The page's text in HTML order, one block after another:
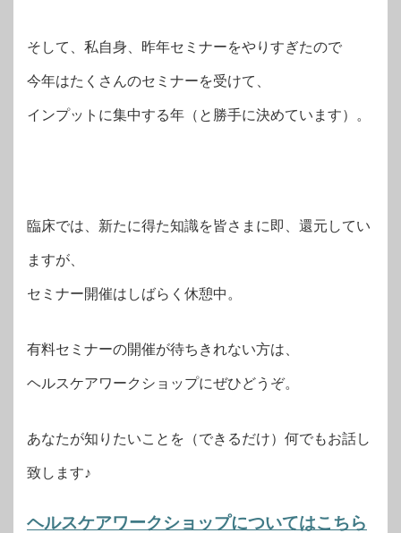
そして、私自身、昨年セミナーをやりすぎたので
今年はたくさんのセミナーを受けて、
インプットに集中する年（と勝手に決めています）。
臨床では、新たに得た知識を皆さまに即、還元してい
ますが、
セミナー開催はしばらく休憩中。
有料セミナーの開催が待ちきれない方は、
ヘルスケアワークショップにぜひどうぞ。
あなたが知りたいことを（できるだけ）何でもお話し
致します♪
ヘルスケアワークショップについてはこちら